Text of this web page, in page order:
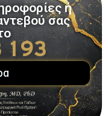
ή
σας
193